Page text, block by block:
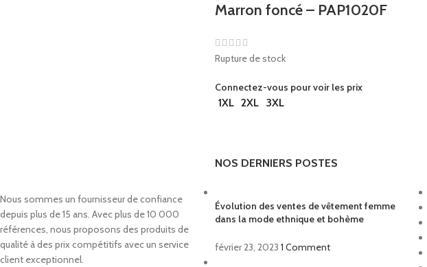
Marron foncé – PAP1020F
Rupture de stock
Connectez-vous pour voir les prix
1XL 2XL 3XL
Nous sommes un fournisseur de confiance
depuis plus de 15 ans. Avec plus de 10 000
références, nous proposons des produits de
qualité à des prix compétitifs avec un service
client exceptionnel.
NOS DERNIERS POSTES
Évolution des ventes de vêtement femme
dans la mode ethnique et bohème
février 23, 2023 1 Comment